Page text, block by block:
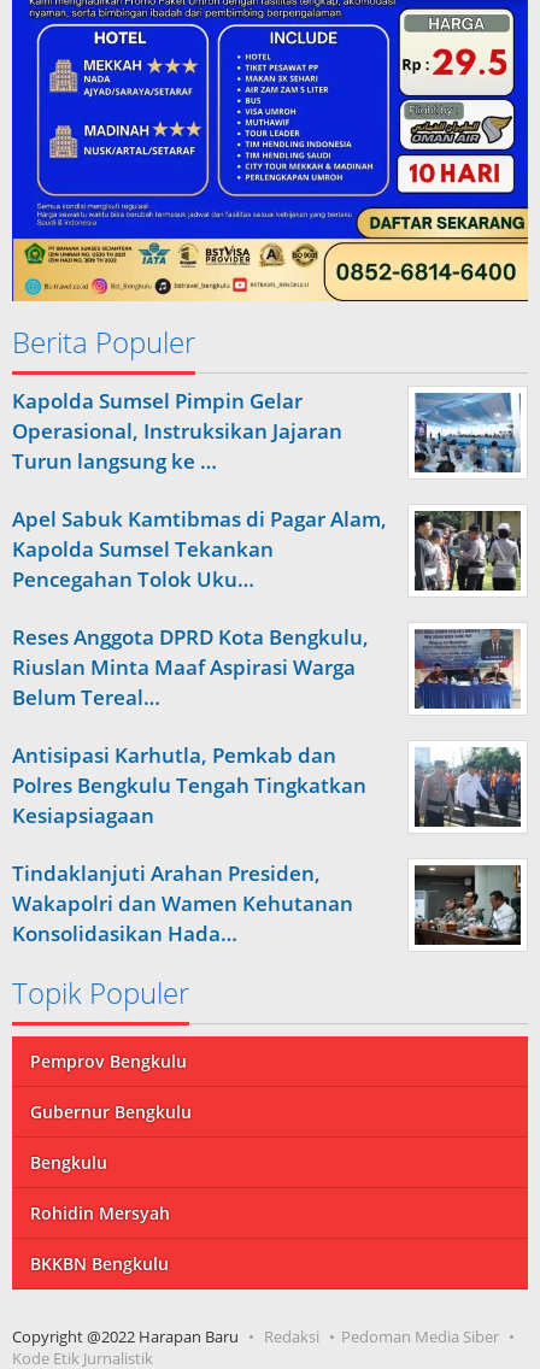
Berita Populer
Kapolda Sumsel Pimpin Gelar
Operasional, Instruksikan Jajaran
Turun langsung ke …
Apel Sabuk Kamtibmas di Pagar Alam,
Kapolda Sumsel Tekankan
Pencegahan Tolok Uku…
Reses Anggota DPRD Kota Bengkulu,
Riuslan Minta Maaf Aspirasi Warga
Belum Tereal…
Antisipasi Karhutla, Pemkab dan
Polres Bengkulu Tengah Tingkatkan
Kesiapsiagaan
Tindaklanjuti Arahan Presiden,
Wakapolri dan Wamen Kehutanan
Konsolidasikan Hada…
Topik Populer
Pemprov Bengkulu
Gubernur Bengkulu
Bengkulu
Rohidin Mersyah
BKKBN Bengkulu
Copyright @2022 Harapan Baru Redaksi
Pedoman Media Siber
Kode Etik Jurnalistik